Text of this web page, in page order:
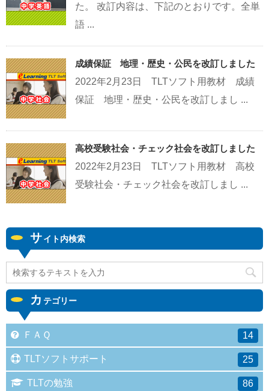
た。 改訂内容は、下記のとおりです。全単
語 ...
成績保証 地理・歴史・公民を改訂しました
2022年2月23日 TLTソフト用教材 成績
保証 地理・歴史・公民を改訂しまし ...
高校受験社会・チェック社会を改訂しました
2022年2月23日 TLTソフト用教材 高校
受験社会・チェック社会を改訂しまし ...
サイト内検索
カ テゴリー
ＦＡＱ 14
TLTソフトサポート 25
TLTの勉強 86